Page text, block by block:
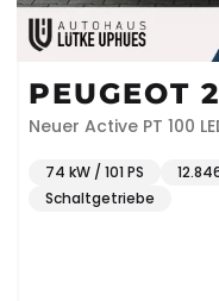
PEUGEOT
Neuer Active PT 100
74 kW / 101 PS
Schaltgetriebe